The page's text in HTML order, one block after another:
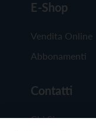
E-Shop
Vendita Online
Abbonamenti
Contatti
Chi Siamo